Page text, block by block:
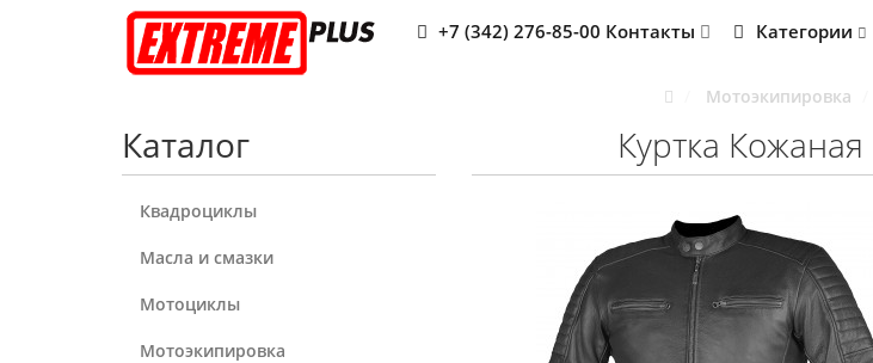
+7 (342) 276-85-00 Контакты Категории
Каталог
Квадроциклы
Масла и смазки
Мотоциклы
Мотоэкипировка
Мотоэкипировка
Куртка